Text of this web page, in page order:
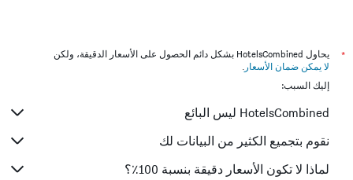
*
يحاول HotelsCombined بشكل دائم الحصول على الأسعار الدقيقة، ولكن
لا يمكن ضمان الأسعار .
إليك السبب:
HotelsCombined ليس البائع
نقوم بتجميع الكثير من البيانات لك
لماذا لا تكون الأسعار دقيقة بنسبة 100٪؟